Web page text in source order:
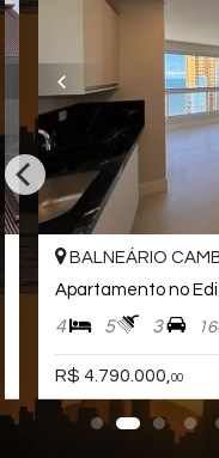
Características do
Sauna
Bar
Sala de Jogos
Salão de Festas
Piscina
Spa
Espaço Gourmet
Espaço Fitness
Playground
Piscina Infantil
Elevador
Lounge
BALNEÁRIO
Apartamento no
4 5 3
R$ 4.790.000, 00